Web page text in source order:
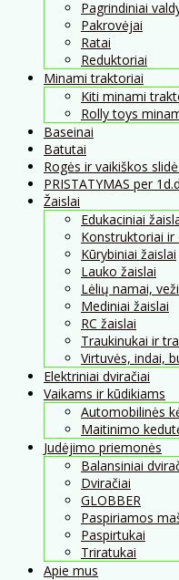
Pagrindiniai
Pakrovėjai
Ratai
Reduktoriai
Minami traktoriai
Kiti minami
Rolly toys
Baseinai
Batutai
Rogės ir vaikiškos
PRISTATYMAS per
Žaislai
Edukaciniai
Konstruktoriai ir
Kūrybiniai žaislai
Lauko žaislai
Lėlių namai,
Mediniai žaislai
RC žaislai
Traukinukai ir
Virtuvės, indai,
Elektriniai dviračiai
Vaikams ir kūdikiams
Automobilinės
Maitinimo
Judėjimo priemonės
Balansiniai
Dviračiai
GLOBBER
Paspiriamos
Paspirtukai
Triratukai
Apie mus